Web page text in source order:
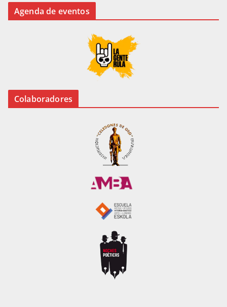
Agenda de eventos
Colaboradores